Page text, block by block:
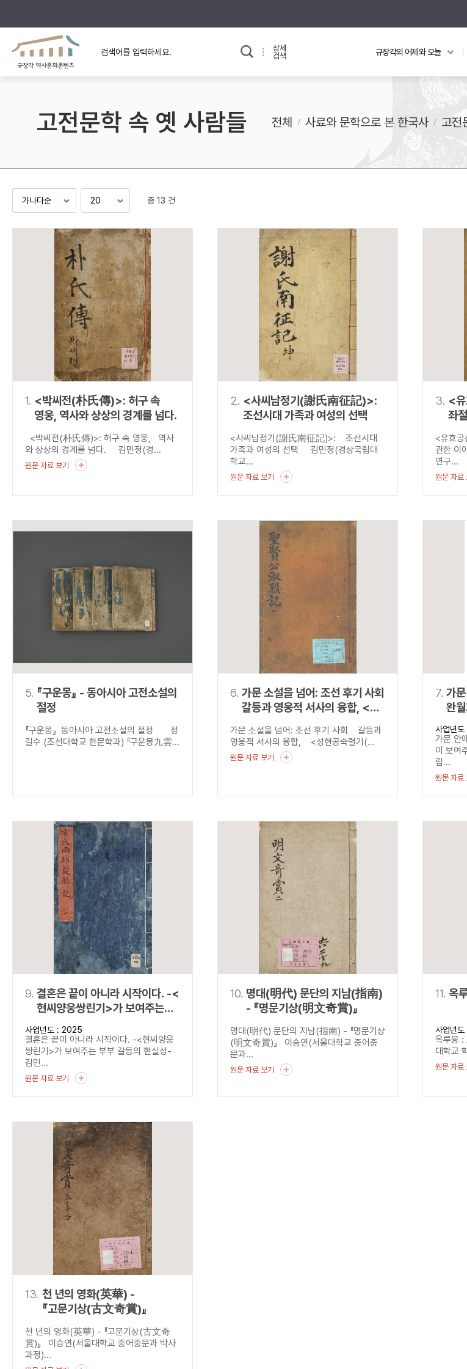
규장각의 어제와 오늘
규장각 소개영상
사료와 문학으로 본
고대
고려
조선 후기
교과 연동 자료 의궤와 지
지리지 이
상세
검색
검색 연산자 사용안내
연산자 설명
AND 정조 AND 정약용
“정조”와 “정약용”이 동시에 포함된 자료를 검
OR 정조 OR 정약용 “정조” 또는 “정약용”이 포함된 자료를 검색
NOT 정조 NOT 정약용
“정조”가 나온 후 “정약용”이 나오지 않는 자
동시에 여러 개의 연산자를 사용할 수 있습니다.
규장각의 어제와 오늘
고전문학 속 옛 사람들 전체 사료와 문학으로 본 한국사 고전
총 13 건
1. <박씨전(朴氏傳)>: 허구 속
영웅, 역사와 상상의 경계를 넘다.
<박씨전(朴氏傳)>: 허구 속 영웅, 역사
와 상상의 경계를 넘다. 김민정(경...
원문 자료 보기
2. <사씨남정기(謝氏南征記)>:
조선시대 가족과 여성의 선택
<사씨남정기(謝氏南征記)>: 조선시대
가족과 여성의 선택 김민정(경상국립대
학교...
원문 자료 보기
3. <
좌
<유효
관한 이
연구...
원문 자료
5. 『구운몽』 - 동아시아 고전소설의
절정
『구운몽』 동아시아 고전소설의 절정 정
길수 (조선대학교 한문학과) 『구운몽九雲...
6. 가문 소설을 넘어: 조선 후기 사회
갈등과 영웅적 서사의 융합, <
(聖賢公淑烈記)>
가문 소설을 넘어: 조선 후기 사회 갈등과
영웅적 서사의 융합, <성현공숙렬기(...
원문 자료 보기
7. 가
완
현실
사업년
가문 안
이 보여
립...
원문 자료
9. 결혼은 끝이 아니라 시작이다. -<
현씨양웅쌍린기>가 보여주는
부부 갈등의 현실성-
사업년도 : 2025
결혼은 끝이 아니라 시작이다. -<현씨양웅
쌍린기>가 보여주는 부부 갈등의 현실성-
김민...
원문 자료 보기
10. 명대(明代) 문단의 지남(指南)
- 『명문기상(明文奇賞)』
명대(明代) 문단의 지남(指南) - 『명문기상
(明文奇賞)』 이승연(서울대학교 중어중
문과...
원문 자료 보기
11. 옥
사업년
옥루몽 :
대학교
원문 자료
13. 천 년의 영화(英華) -
『고문기상(古文奇賞)』
천 년의 영화(英華) - 『고문기상(古文奇
賞)』 이승연(서울대학교 중어중문과 박사
과정)...